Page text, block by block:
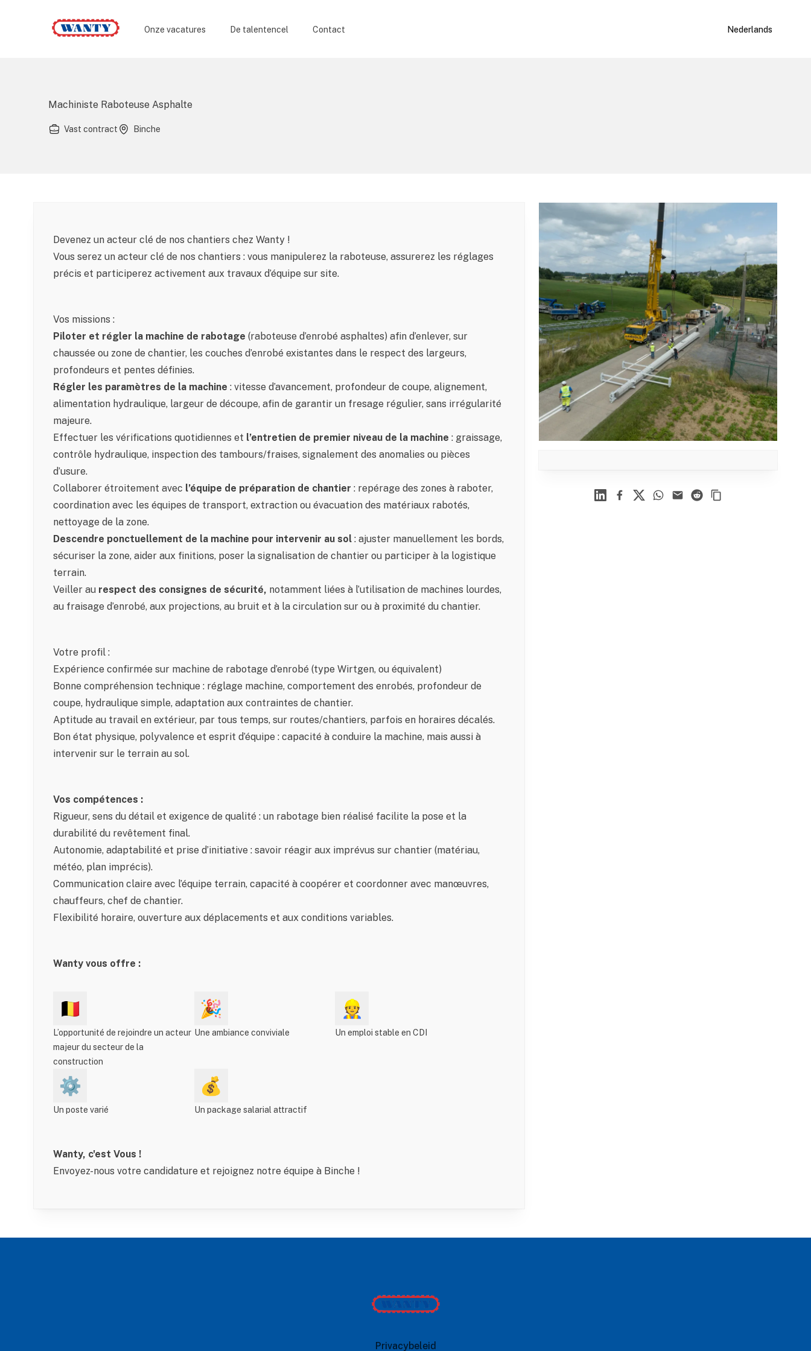
Wanty
Onze vacatures De talentencel Contact Nederlands
Machiniste Raboteuse Asphalte
Vast contract Binche
LinkedinFacebook
X WhatsApp
Mail Reddit
Devenez un acteur clé de nos chantiers chez Wanty !
Vous serez un acteur clé de nos chantiers : vous manipulerez la raboteuse, assurerez les réglages
précis et participerez activement aux travaux d’équipe sur site.
Vos missions :
Piloter et régler la machine de rabotage (raboteuse d’enrobé asphaltes) afin d’enlever, sur
chaussée ou zone de chantier, les couches d’enrobé existantes dans le respect des largeurs,
profondeurs et pentes définies.
Régler les paramètres de la machine : vitesse d’avancement, profondeur de coupe, alignement,
alimentation hydraulique, largeur de découpe, afin de garantir un fresage régulier, sans irrégularité
majeure.
Effectuer les vérifications quotidiennes et l’entretien de premier niveau de la machine : graissage,
contrôle hydraulique, inspection des tambours/fraises, signalement des anomalies ou pièces
d’usure.
Collaborer étroitement avec l’équipe de préparation de chantier : repérage des zones à raboter,
coordination avec les équipes de transport, extraction ou évacuation des matériaux rabotés,
nettoyage de la zone.
Descendre ponctuellement de la machine pour intervenir au sol : ajuster manuellement les bords,
sécuriser la zone, aider aux finitions, poser la signalisation de chantier ou participer à la logistique
terrain.
Veiller au respect des consignes de sécurité, notamment liées à l’utilisation de machines lourdes,
au fraisage d’enrobé, aux projections, au bruit et à la circulation sur ou à proximité du chantier.
Votre profil :
Expérience confirmée sur machine de rabotage d’enrobé (type Wirtgen, ou équivalent)
Bonne compréhension technique : réglage machine, comportement des enrobés, profondeur de
coupe, hydraulique simple, adaptation aux contraintes de chantier.
Aptitude au travail en extérieur, par tous temps, sur routes/chantiers, parfois en horaires décalés.
Bon état physique, polyvalence et esprit d’équipe : capacité à conduire la machine, mais aussi à
intervenir sur le terrain au sol.
Vos compétences :
Rigueur, sens du détail et exigence de qualité : un rabotage bien réalisé facilite la pose et la
durabilité du revêtement final.
Autonomie, adaptabilité et prise d’initiative : savoir réagir aux imprévus sur chantier (matériau,
météo, plan imprécis).
Communication claire avec l’équipe terrain, capacité à coopérer et coordonner avec manœuvres,
chauffeurs, chef de chantier.
Flexibilité horaire, ouverture aux déplacements et aux conditions variables.
Wanty vous offre :
🇧🇪
L’opportunité de rejoindre un acteur
majeur du secteur de la
construction
🎉
Une ambiance conviviale
👷
Un emploi stable en CDI
⚙️
Un poste varié
💰
Un package salarial attractif
Wanty, c'est Vous !
Envoyez-nous votre candidature et rejoignez notre équipe à Binche !
Wanty
Privacybeleid